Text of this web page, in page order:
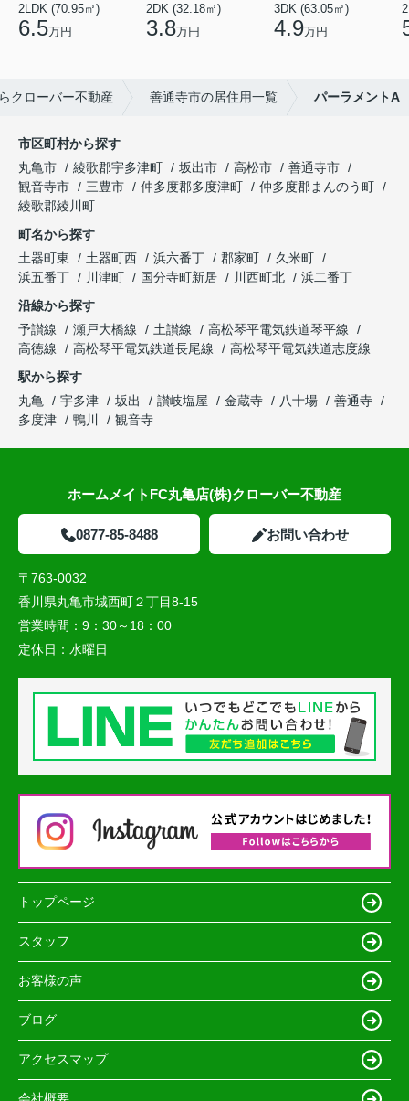
2LDK (70.95㎡)
6.5万円
2DK (32.18㎡)
3.8万円
3DK (63.05㎡)
4.9万円
クローバー不動産 善通寺市の居住用一覧 パーラメントA
市区町村から探す
丸亀市
綾歌郡宇多津町 坂出市 高松市
善通寺市
観音寺市
三豊市 仲多度郡多度津町
仲多度郡まんのう町
綾歌郡綾川町
町名から探す
土器町東
土器町西 浜六番丁 郡家町
久米町
浜五番丁
川津町 国分寺町新居 川西町北
浜二番丁
沿線から探す
予讃線
瀬戸大橋線 土讃線
高松琴平電気鉄道琴平線
高徳線
高松琴平電気鉄道長尾線
高松琴平電気鉄道志度線
駅から探す
丸亀
宇多津 坂出 讃岐塩屋 金蔵寺 八十場
善通寺
多度津
鴨川 観音寺
ホームメイトFC丸亀店(株)クローバー不動産
0877-85-8488 お問い合わせ
〒763-0032
香川県丸亀市城西町２丁目8-15
営業時間： 9：30～18：00
定休日： 水曜日
トップページ
スタッフ
お客様の声
ブログ
アクセスマップ